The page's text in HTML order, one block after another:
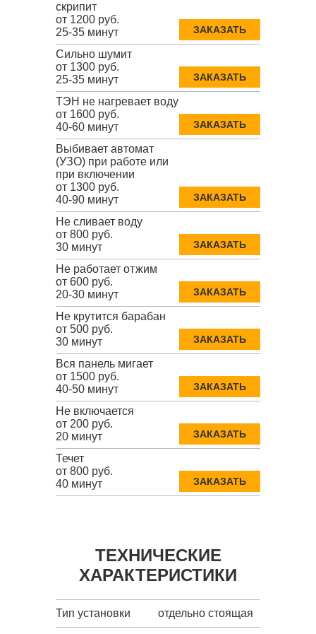
скрипит
от 1200 руб.
25-35 минут
ЗАКАЗАТЬ
Сильно шумит
от 1300 руб.
25-35 минут
ЗАКАЗАТЬ
ТЭН не нагревает воду
от 1600 руб.
40-60 минут
ЗАКАЗАТЬ
Выбивает автомат
(УЗО) при работе или
при включении
от 1300 руб.
40-90 минут
ЗАКАЗАТЬ
Не сливает воду
от 800 руб.
30 минут
ЗАКАЗАТЬ
Не работает отжим
от 600 руб.
20-30 минут
ЗАКАЗАТЬ
Не крутится барабан
от 500 руб.
30 минут
ЗАКАЗАТЬ
Вся панель мигает
от 1500 руб.
40-50 минут
ЗАКАЗАТЬ
Не включается
от 200 руб.
20 минут
ЗАКАЗАТЬ
Течет
от 800 руб.
40 минут
ЗАКАЗАТЬ
ТЕХНИЧЕСКИЕ
ХАРАКТЕРИСТИКИ
Тип установки отдельно стоящая